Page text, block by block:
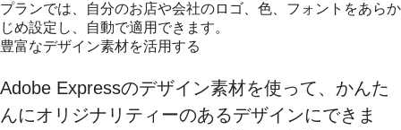
プランでは、自分のお店や会社のロゴ、色、フォントをあらか
じめ設定し、自動で適用できます。
豊富なデザイン素材を活用する
Adobe Expressのデザイン素材を使って、かんた
んにオリジナリティーのあるデザインにできま